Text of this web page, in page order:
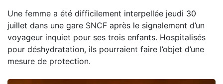
Une femme a été difficilement interpellée jeudi 30
juillet dans une gare SNCF après le signalement d’un
voyageur inquiet pour ses trois enfants. Hospitalisés
pour déshydratation, ils pourraient faire l’objet d’une
mesure de protection.